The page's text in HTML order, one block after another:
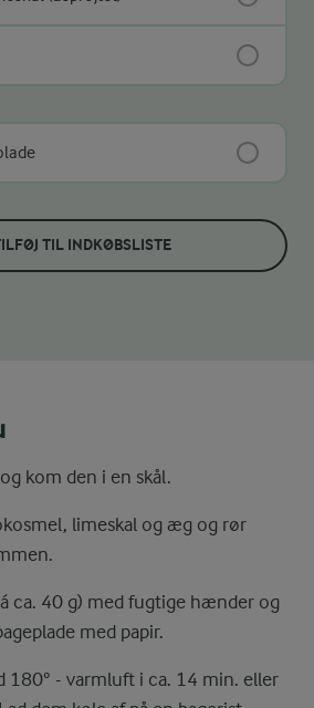
TIL INDKØBSLISTE
kom den i en skål.
limeskal og æg og rør
ca. 40 g) med fugtige hænder og
med papir.
180° - varmluft i ca. 14 min. eller